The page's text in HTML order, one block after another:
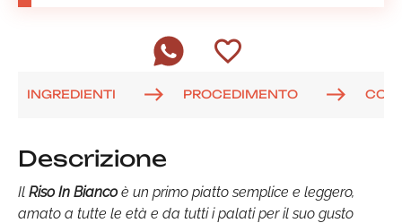
INGREDIENTI PROCEDIMENTO
Descrizione
Il Riso In Biancoè un primo piatto semplice e leggero,
amato a tutte le età e da tutti i palati per il suo gusto